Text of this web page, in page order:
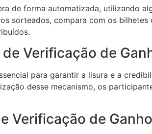
de forma automatizada, utilizando
sorteados, compara com os
Verificação de
para garantir a lisura e a
desse mecanismo, os
Verificação de